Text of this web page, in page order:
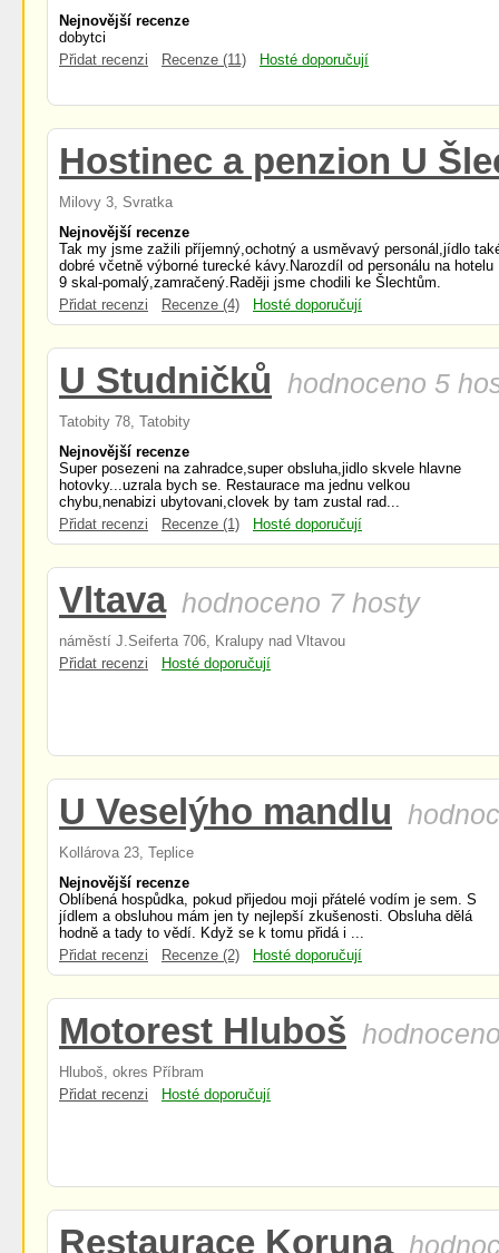
Nejnovější recenze
dobytci
Přidat recenzi
Recenze (11) Hosté doporučují
Hostinec a penzion U
Milovy 3, Svratka
Nejnovější recenze
Tak my jsme zažili příjemný,ochotný a usměvavý personál,jídlo
dobré včetně výborné turecké kávy.Narozdíl od personálu na hotelu
9 skal-pomalý,zamračený.Raději jsme chodili ke Šlechtům.
Přidat recenzi
Recenze (4) Hosté doporučují
U Studničků hodnoceno 5
Tatobity 78, Tatobity
Nejnovější recenze
Super posezeni na zahradce,super obsluha,jidlo skvele hlavne
hotovky...uzrala bych se. Restaurace ma jednu velkou
chybu,nenabizi ubytovani,clovek by tam zustal rad...
Přidat recenzi
Recenze (1) Hosté doporučují
Vltava hodnoceno 7 hosty
náměstí J.Seiferta 706, Kralupy nad Vltavou
Přidat recenzi
Hosté doporučují
U Veselýho mandlu
Kollárova 23, Teplice
Nejnovější recenze
Oblíbená hospůdka, pokud přijedou moji přátelé vodím je sem. S
jídlem a obsluhou mám jen ty nejlepší zkušenosti. Obsluha dělá
hodně a tady to vědí. Když se k tomu přidá i ...
Přidat recenzi
Recenze (2) Hosté doporučují
Motorest Hluboš
Hluboš, okres Příbram
Přidat recenzi
Hosté doporučují
Restaurace Koruna